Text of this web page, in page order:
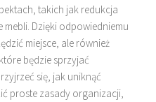
takich jak redukcja
Dzięki odpowiedniemu
miejsce, ale również
będzie sprzyjać
się, jak uniknąć
proste zasady organizacji,